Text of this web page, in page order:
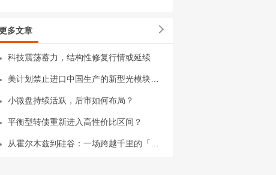
多文章
科技震荡蓄力，结构性修复行情或延续
小微盘持续活跃，后市如何布局？
平衡型转债重新进入高性价比区间？